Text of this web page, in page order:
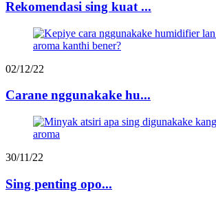
Rekomendasi sing kuat ...
02/12/22
Carane nggunakake hu...
30/11/22
Sing penting opo...